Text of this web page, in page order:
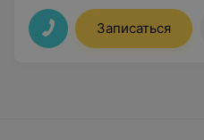
Записаться